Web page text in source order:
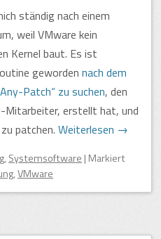
ständig nach einem
weil VMware kein
Kernel baut. Es ist
geworden nach dem
Patch“ zu suchen, den
Mitarbeiter, erstellt hat, und
patchen. Weiterlesen →
,Systemsoftware | Markiert
,VMware